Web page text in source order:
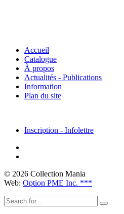
Accueil
Catalogue
À propos
Actualités - Publications
Information
Plan du site
Inscription - Infolettre
© 2026 Collection Mania
Web: Option PME Inc. ***